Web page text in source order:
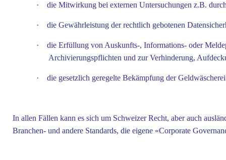
· die Mitwirkung bei externen Untersuchungen z.B.
· die Gewährleistung der rechtlich gebotenen
·
die Erfüllung von Auskunfts-, Informations- oder
Archivierungspflichten und zur Verhinderung,
· die gesetzlich geregelte Bekämpfung der
In allen Fällen kann es sich um Schweizer Recht, aber auch
Branchen- und andere Standards, die eigene «Corporate